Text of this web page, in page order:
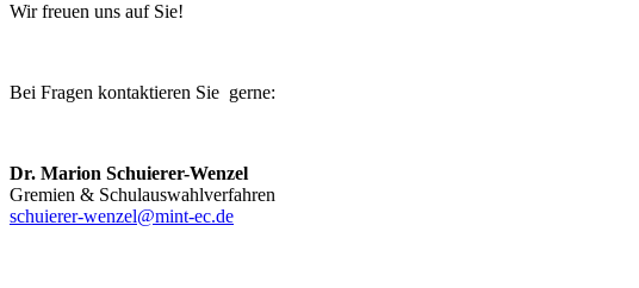
Wir freuen uns auf Sie!
Bei Fragen kontaktieren Sie gerne:
Dr. Marion Schuierer-Wenzel
Gremien & Schulauswahlverfahren
schuierer-wenzel@mint-ec.de